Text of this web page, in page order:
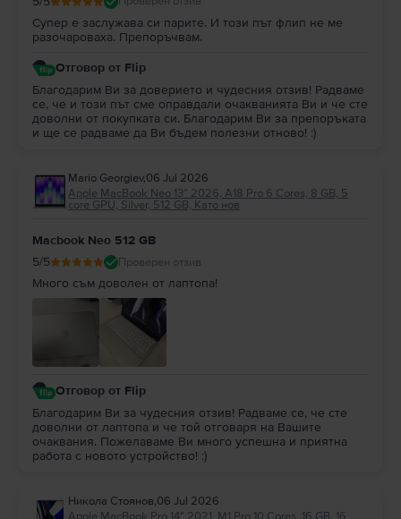
Супер е заслужава си парите. И този път флип не ме
разочароваха. Препоръчвам.
Отговор от Flip
Благодарим Ви за доверието и чудесния отзив! Радваме
се, че и този път сме оправдали очакванията Ви и че сте
доволни от покупката си. Благодарим Ви за препоръката
и ще се радваме да Ви бъдем полезни отново! :)
Mario Georgiev,06 Jul 2026
Apple MacBook Neo 13″ 2026, A18 Pro 6 Cores, 8 GB, 5
core GPU, Silver, 512 GB, Като нов
Macbook Neo 512 GB
5/5 Проверен отзив
Много съм доволен от лаптопа!
Отговор от Flip
Благодарим Ви за чудесния отзив! Радваме се, че сте
доволни от лаптопа и че той отговаря на Вашите
очаквания. Пожелаваме Ви много успешна и приятна
работа с новото устройство! :)
Никола Стоянов,06 Jul 2026